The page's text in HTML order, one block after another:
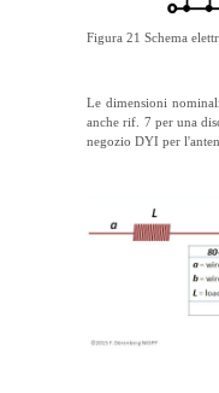
Figura 21 Schema
Le dimensioni
anche rif. 7 per una
negozio DYI per